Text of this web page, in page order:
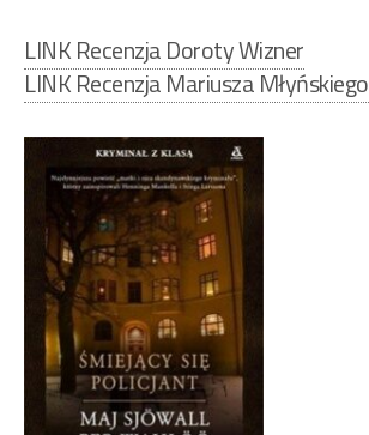
LINK Recenzja Doroty Wizner
LINK Recenzja Mariusza Młyńskiego